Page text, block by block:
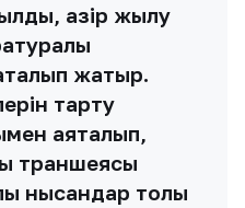
қазір жылу
жатыр.
тарту
аяқталып,
траншеясы
нысандар толық